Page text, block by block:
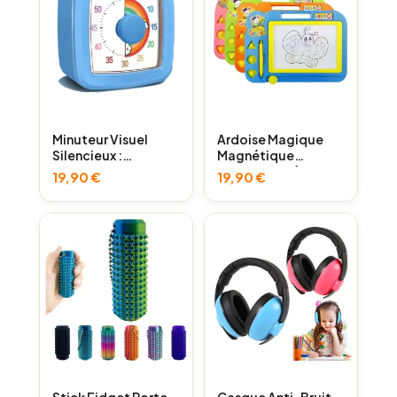
Minuteur Visuel
Silencieux :
Autonomie Devoirs
& TDAH
19,90€
Ardoise Magique
Magnétique
Portable (Idéal
Voyage)
19,90€